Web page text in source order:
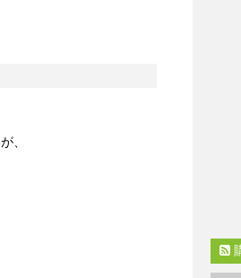
、